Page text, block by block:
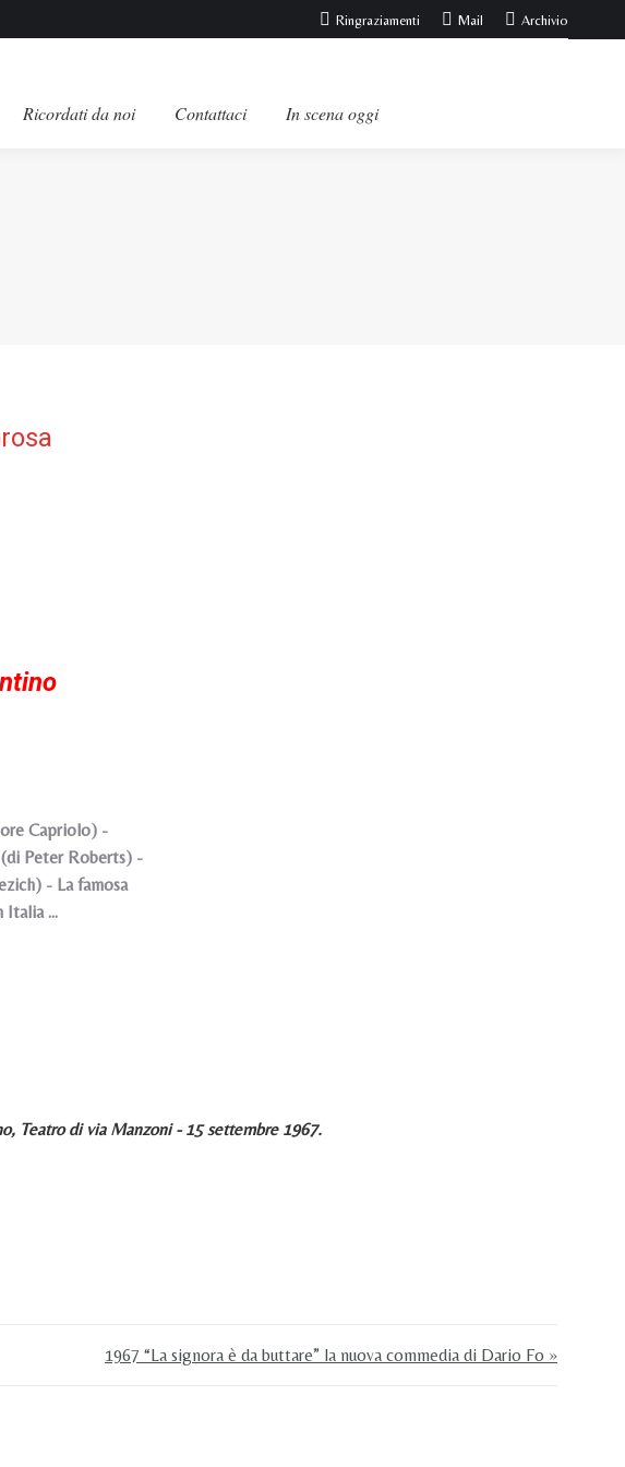
Ringraziamenti Mail Archivio
Ricordati da noi Contattaci In scena oggi
Capriolo) -
Peter Roberts) -
- La famosa
Italia ...
Teatro di via Manzoni - 15 settembre 1967.
1967 “La signora è da buttare” la nuova commedia di Dario Fo »